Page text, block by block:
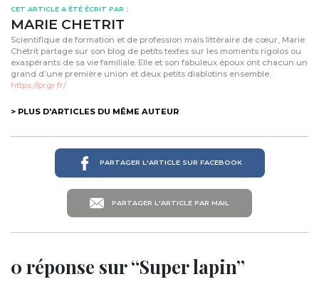
CET ARTICLE A ÉTÉ ÉCRIT PAR :
MARIE CHETRIT
Scientifique de formation et de profession mais littéraire de cœur, Marie
Chetrit partage sur son blog de petits textes sur les moments rigolos ou
exaspérants de sa vie familiale. Elle et son fabuleux époux ont chacun un
grand d’une première union et deux petits diablotins ensemble.
https://prgr.fr/
> PLUS D'ARTICLES DU MÊME AUTEUR
PARTAGER L'ARTICLE SUR FACEBOOK
PARTAGER L'ARTICLE PAR MAIL
0 réponse sur “Super lapin”